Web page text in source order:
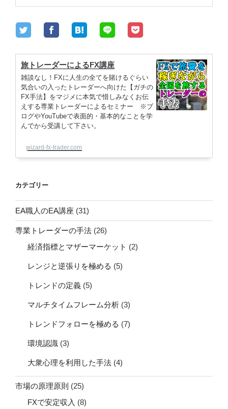
旅トレーダーによるFX講座
雑談なし！FXに人生の全てを賭けるぐらい
気合いの入ったトレーダーへ向けた【ガチの
FX手法】をマジメに本気で惜しみなくお伝
えする専業トレーダーによるセミナー ※ブ
ログやYouTubeで表面的・基本的なことを学
んでから受講して下さい。
wizard-fx-trader.com
カテゴリー
EA職人のEA講座 (31)
専業トレーダーの手法 (26)
経済指標とマザーマーケット (2)
レンジと逆張りを極める (5)
トレンドの定義 (5)
マルチタイムフレーム分析 (3)
トレンドフォローを極める (7)
環境認識 (3)
大衆心理を利用した手法 (4)
市場の原理原則 (25)
FXで安定収入 (8)